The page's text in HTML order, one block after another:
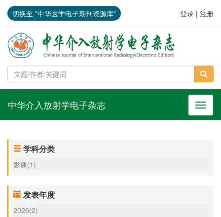
切换至 "中华医学电子期刊资源库" 登录 | 注册
导航
中华介入放射学电子杂志
学科分类
影像(1)
发表年度
2026(2)